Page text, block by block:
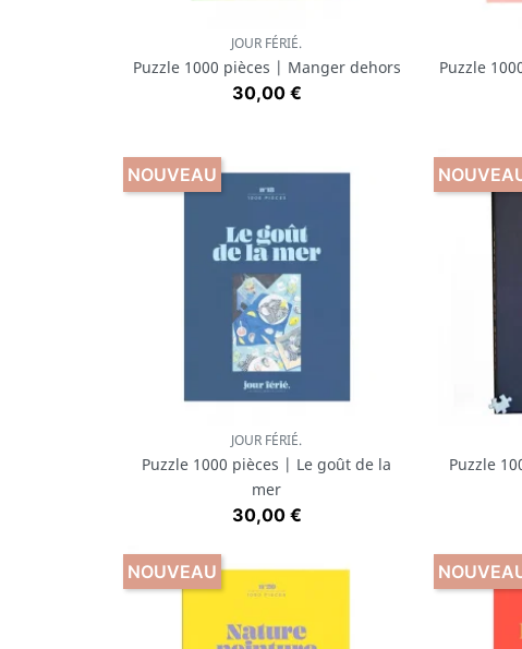
Aperçu rapide
JOUR FÉRIÉ.
Puzzle 1000 pièces | Manger dehors
Prix
30,00 €
Puzzle
Aperçu rapide
JOUR FÉRIÉ.
Puzzle 1000 pièces | Le goût de la
mer
Prix
30,00 €
NOUVEAU
Puzzle
NOUVEAU